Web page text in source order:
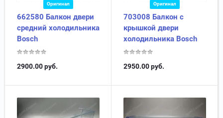
Оригинал
662580 Балкон двери
средний холодильника
Bosch
2900.00руб.
Оригинал
703008 Балкон с
крышкой двери
холодильника Bosch
2950.00руб.